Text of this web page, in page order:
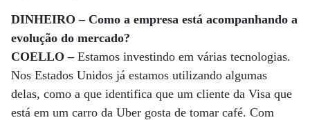
DINHEIRO – Como a empresa está acompanhando a
evolução do mercado?
COELLO –Estamos investindo em várias tecnologias.
Nos Estados Unidos já estamos utilizando algumas
delas, como a que identifica que um cliente da Visa que
está em um carro da Uber gosta de tomar café. Com